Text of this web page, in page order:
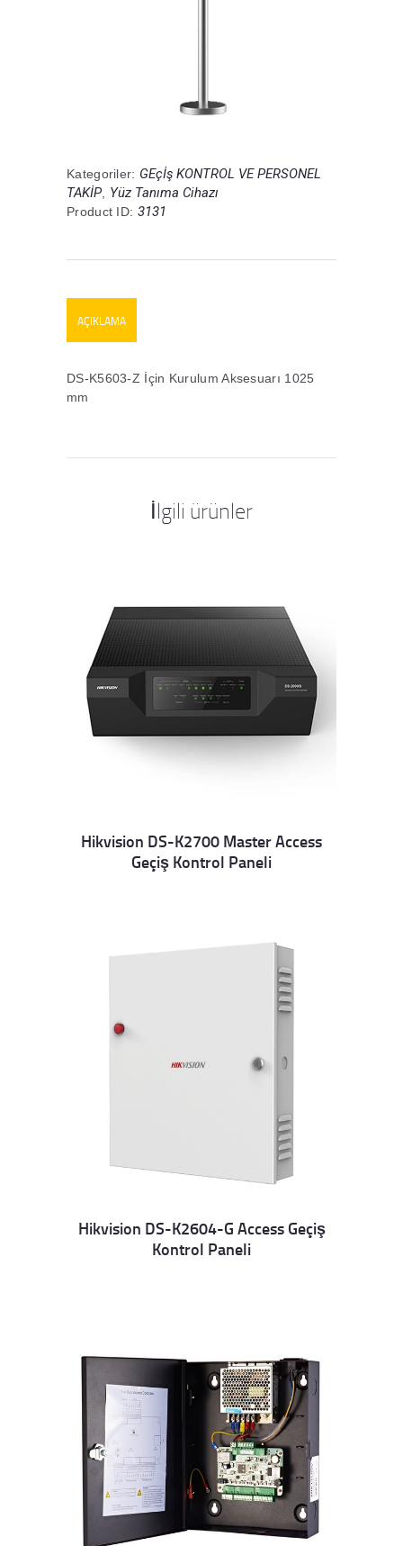
Kategoriler: GEçİş KONTROL VE PERSONEL
TAKİP Yüz Tanıma Cihazı
Product ID: 3131
AÇIKLAMA
DS-K5603-Z İçin Kurulum Aksesuarı 1025
mm
İlgili ürünler
Details
Hikvision DS-K2700 Master Access
Geçiş Kontrol Paneli
Details
Hikvision DS-K2604-G Access Geçiş
Kontrol Paneli